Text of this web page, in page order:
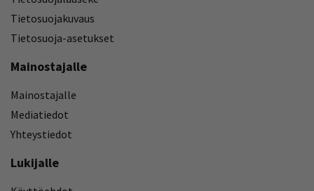
Tietosuojakuvaus
Tietosuoja-asetukset
Mainostajalle
Mainostajalle
Mediatiedot
Yhteystiedot
Lukijalle